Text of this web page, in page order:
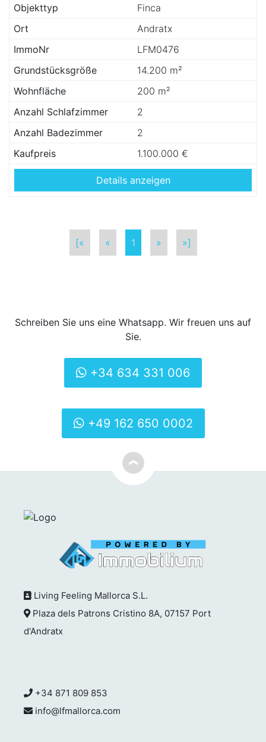
Objekttyp
Finca
Ort
Andratx
ImmoNr
LFM0476
Grundstücksgröße
14.200 m²
Wohnfläche
200 m²
Anzahl Schlafzimmer
2
Anzahl Badezimmer
2
Kaufpreis
1.100.000 €
Details anzeigen
[« « 1 » »]
Schreiben Sie uns eine Whatsapp. Wir freuen uns auf
Sie.
+34 634 331 006
+49 162 650 0002
Living Feeling Mallorca S.L.
Plaza dels Patrons Cristino 8A, 07157 Port
d'Andratx
+34 871 809 853
info@lfmallorca.com